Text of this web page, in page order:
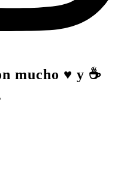
mucho ♥️ y ☕